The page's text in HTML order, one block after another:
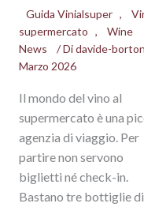
Guida Vinialsuper ,
supermercato
,
Wine
News
/ Didavide-
Marzo 2026
Il mondo del vino al
supermercato è una
agenzia di viaggio. Per
partire non servono
biglietti né check-in.
Bastano tre bottiglie